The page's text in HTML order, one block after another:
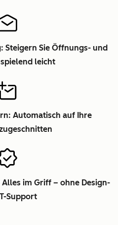
Steigern Sie Öffnungs- und
leicht
Automatisch auf Ihre
im Griff – ohne Design-
Support